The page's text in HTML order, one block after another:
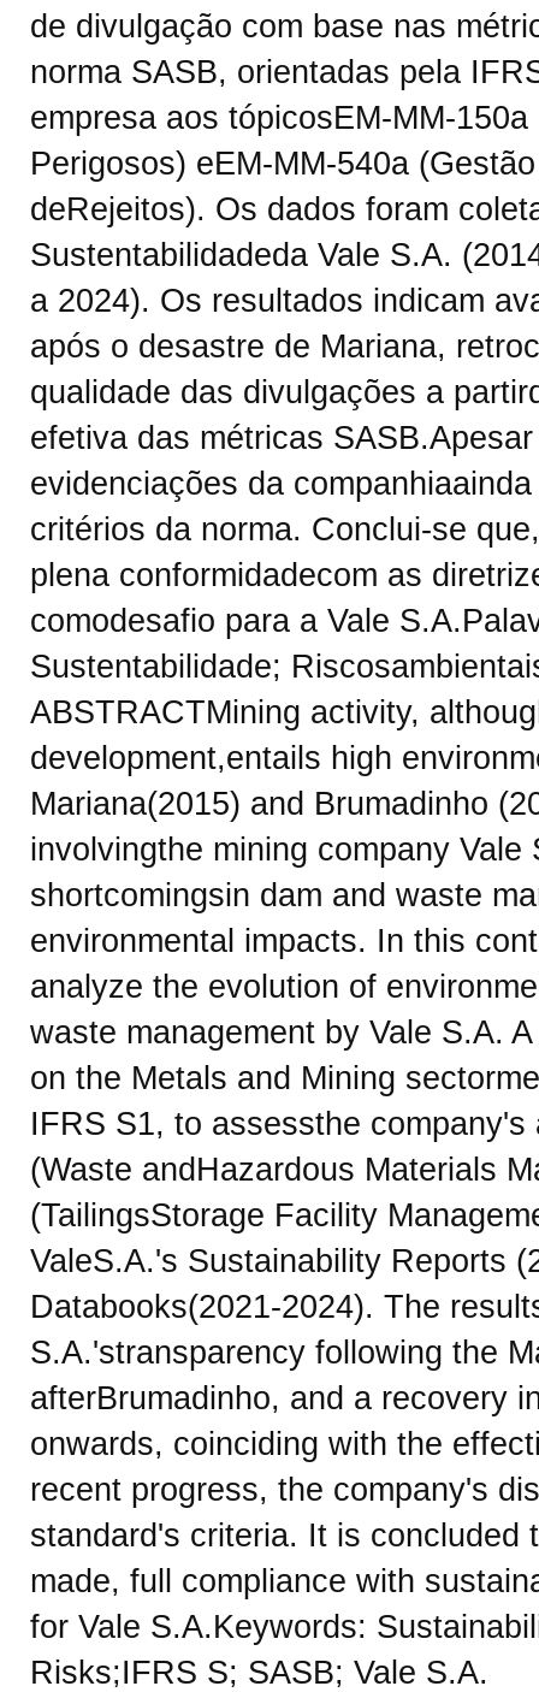
de divulgação com base nas
norma SASB, orientadas pela
empresa aos tópicosEM-MM-
Perigosos) eEM-MM-540a
deRejeitos). Os dados foram
Sustentabilidadeda Vale S.A.
a 2024). Os resultados indicam
após o desastre de Mariana,
qualidade das divulgações a
efetiva das métricas
evidenciações da
critérios da norma. Conclui-se
plena conformidadecom as
comodesafio para a Vale
Sustentabilidade;
ABSTRACTMining activity,
development,entails high
Mariana(2015) and Brumadinho
involvingthe mining company
shortcomingsin dam and waste
environmental impacts. In this
analyze the evolution of
waste management by Vale S.A.
on the Metals and Mining
IFRS S1, to assessthe
(Waste andHazardous Materials
(TailingsStorage Facility
ValeS.A.'s Sustainability Reports
Databooks(2021-2024). The
S.A.'stransparency following the
afterBrumadinho, and a recovery
onwards, coinciding with the
recent progress, the company's
standard's criteria. It is concluded
made, full compliance with
for Vale S.A.Keywords:
Risks;IFRS S; SASB; Vale S.A.